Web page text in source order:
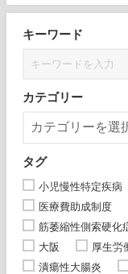
キーワード
カテゴリー
タグ
小児慢性特定疾病
医療費助成制度
筋萎縮性側索硬化
大阪
厚生労
潰瘍性大腸炎